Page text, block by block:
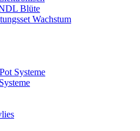
Blüte
Wachstum
Systeme